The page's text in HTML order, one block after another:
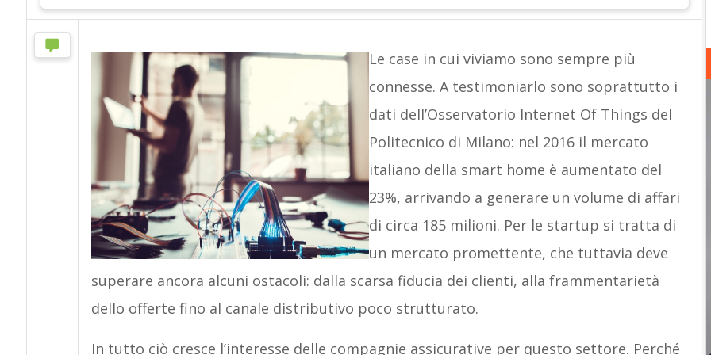
Le case in cui viviamo sono sempre più
connesse. A testimoniarlo sono soprattutto i
dati dell’Osservatorio Internet Of Things del
Politecnico di Milano: nel 2016 il mercato
italiano della smart home è aumentato del
23%, arrivando a generare un volume di affari
di circa 185 milioni. Per le startup si tratta di
un mercato promettente, che tuttavia deve
superare ancora alcuni ostacoli: dalla scarsa fiducia dei clienti, alla frammentarietà
dello offerte fino al canale distributivo poco strutturato.
In tutto ciò cresce l’interesse delle compagnie assicurative per questo settore. Perché